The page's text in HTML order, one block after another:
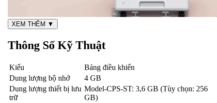
XEM THÊM ▼
Thông Số Kỹ Thuật
Kiểu
Bảng điều khiển
Dung lượng bộ nhớ
4 GB
Dung lượng thiết bị lưu
trữ
Model-CPS-ST: 3,6 GB (Tùy chọn: 256
GB)